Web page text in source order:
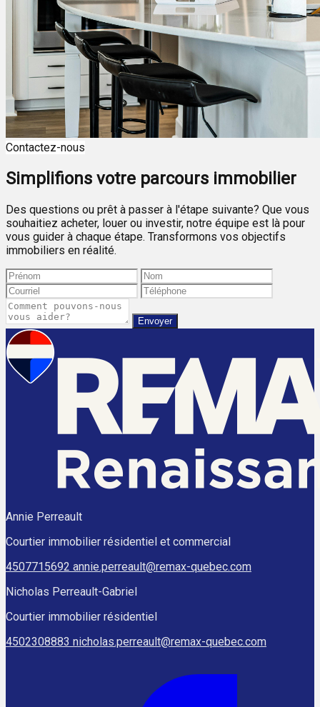
Contactez-nous
Simplifions votre parcours immobilier
Des questions ou prêt à passer à l'étape suivante? Que vous
souhaitiez acheter, louer ou investir, notre équipe est là pour
vous guider à chaque étape. Transformons vos objectifs
immobiliers en réalité.
Envoyer
Annie Perreault
Courtier immobilier résidentiel et commercial
4507715692 annie.perreault@remax-quebec.com
Nicholas Perreault-Gabriel
Courtier immobilier résidentiel
4502308883 nicholas.perreault@remax-quebec.com